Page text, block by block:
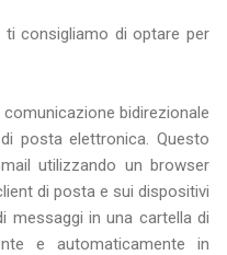
ti consigliamo di optare per
bidirezionale
posta elettronica. Questo
utilizzando un browser
di posta e sui dispositivi
messaggi in una cartella di
e automaticamente in